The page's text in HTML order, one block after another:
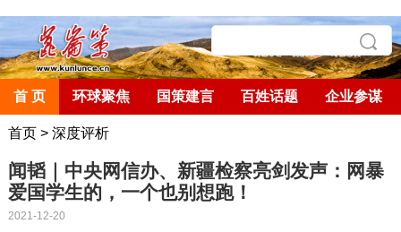
首 页 环球聚焦 国策建言 百姓话题 企业参谋
首页> 深度评析
闻韬｜中央网信办、新疆检察亮剑发声：网暴
爱国学生的，一个也别想跑！
2021-12-20